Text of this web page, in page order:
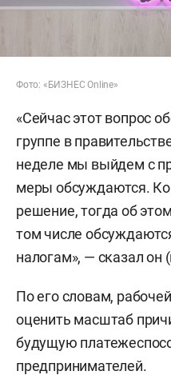
Фото: «БИЗНЕС Online»
«Сейчас этот вопрос
группе в
неделе мы выйдем с
меры обсуждаются.
решение, тогда об
том числе
налогам», — сказал он
По его словам,
оценить масштаб
будущую
предпринимателей.